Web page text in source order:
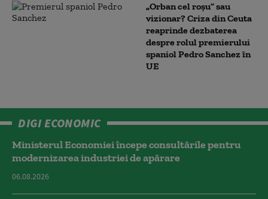
„Orban cel roșu” sau
vizionar? Criza din Ceuta
reaprinde dezbaterea
despre rolul premierului
spaniol Pedro Sanchez în
UE
DIGI ECONOMIC
Ministerul Economiei începe consultările pentru
modernizarea industriei de apărare
06.08.2026